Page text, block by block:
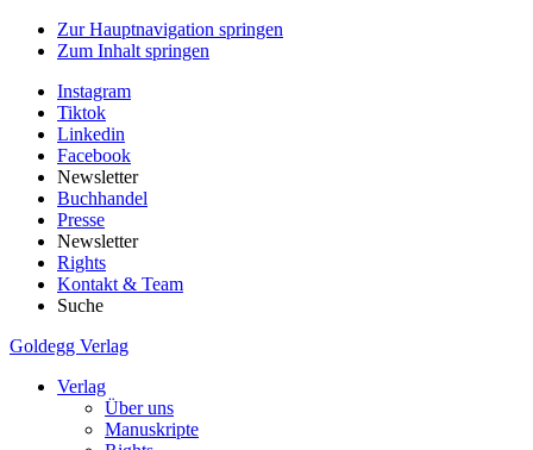
Zur Hauptnavigation springen
Zum Inhalt springen
Instagram
Tiktok
Linkedin
Facebook
Newsletter
Buchhandel
Presse
Newsletter
Rights
Kontakt & Team
Suche
Goldegg Verlag
Verlag
Über uns
Manuskripte